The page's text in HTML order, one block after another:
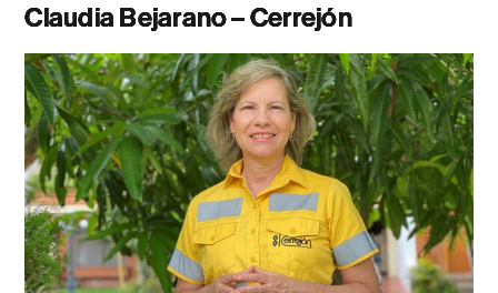
Claudia Bejarano – Cerrejón